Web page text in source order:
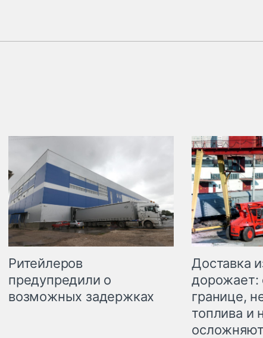
Ритейлеров
предупредили о
возможных задержках
Доставка
дорожает:
границе,
топлива и